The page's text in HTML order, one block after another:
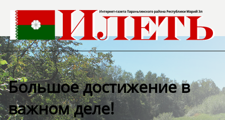
Большое достижение в
важном деле!